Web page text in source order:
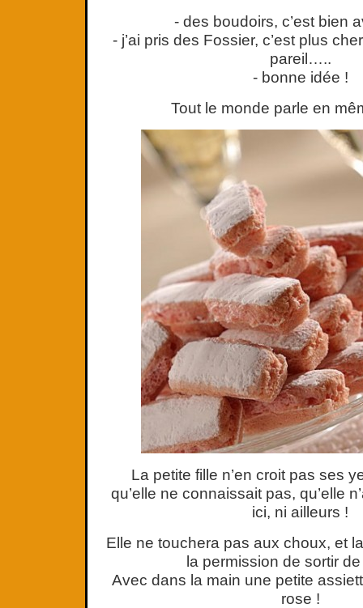
- des boudoirs, c’est bien
- j’ai pris des Fossier, c’est plus
pareil…..
- bonne idée !
Tout le monde parle en
La petite fille n’en croit pas ses
qu’elle ne connaissait pas, qu’elle
ici, ni ailleurs !
Elle ne touchera pas aux choux, et
la permission de sortir
Avec dans la main une petite
rose !